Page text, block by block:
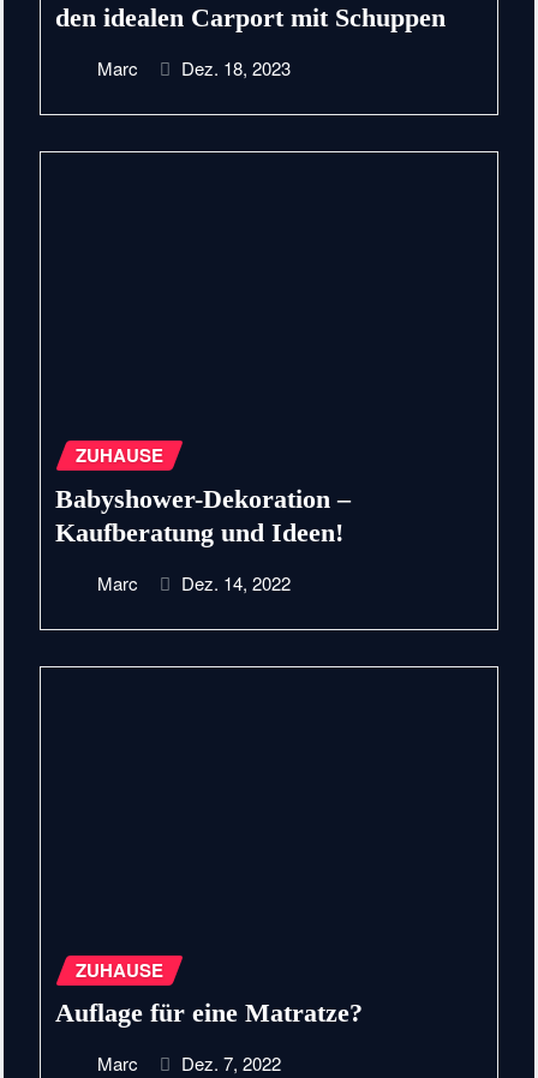
den idealen Carport mit Schuppen
Marc Dez. 18, 2023
ZUHAUSE
Babyshower-Dekoration –
Kaufberatung und Ideen!
Marc Dez. 14, 2022
ZUHAUSE
Auflage für eine Matratze?
Marc Dez. 7, 2022